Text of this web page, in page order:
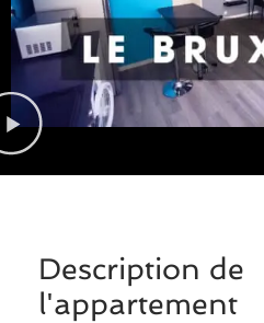
Description de
l'appartement